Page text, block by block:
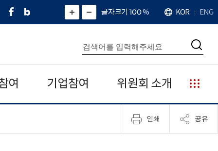
페
네
그
)
화
면
면
소
확
대
치
글자크기 100%
언
어
KOR ENG
통
합
검
색
검
여 기업참여 위원회 소개
누
리
집
안
인쇄 공유